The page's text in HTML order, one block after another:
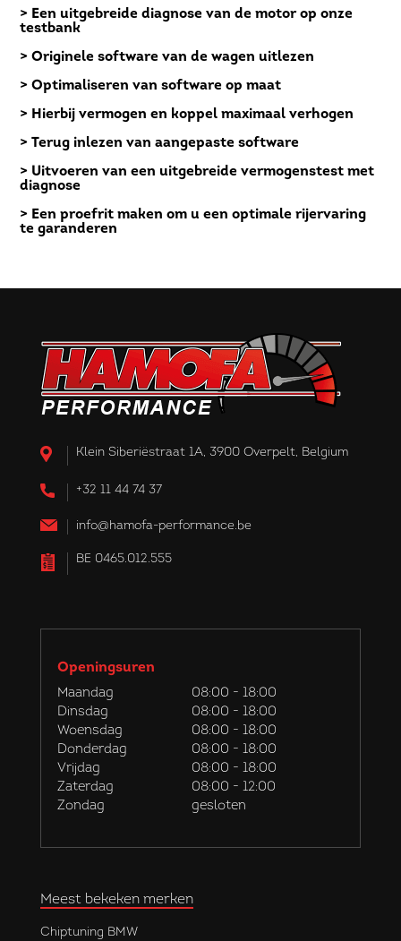
> Een uitgebreide diagnose van de motor op onze
testbank
> Originele software van de wagen uitlezen
> Optimaliseren van software op maat
> Hierbij vermogen en koppel maximaal verhogen
> Terug inlezen van aangepaste software
> Uitvoeren van een uitgebreide vermogenstest met
diagnose
> Een proefrit maken om u een optimale rijervaring
te garanderen
Klein Siberiëstraat 1A, 3900 Overpelt, Belgium
+32 11 44 74 37
info@hamofa-performance.be
BE 0465.012.555
Openingsuren
Maandag
08:00 - 18:00
Dinsdag
08:00 - 18:00
Woensdag
08:00 - 18:00
Donderdag
08:00 - 18:00
Vrijdag
08:00 - 18:00
Zaterdag
08:00 - 12:00
Zondag
gesloten
Meest bekeken merken
Chiptuning BMW